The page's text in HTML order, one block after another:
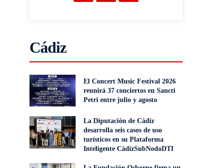
Cádiz
El Concert Music Festival 2026
reunirá 37 conciertos en Sancti
Petri entre julio y agosto
La Diputación de Cádiz
desarrolla seis casos de uso
turísticos en su Plataforma
Inteligente CádizSubNodoDTI